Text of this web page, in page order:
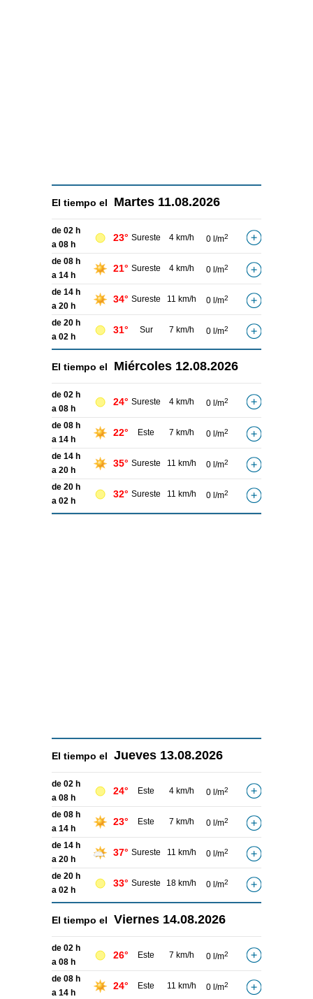
El tiempo el Martes 11.08.2026
de 02 h
a 08 h
23° Sureste 4 km/h 0 l/m2
de 08 h
a 14 h
21° Sureste 4 km/h 0 l/m2
de 14 h
a 20 h
34° Sureste 11 km/h 0 l/m2
de 20 h
a 02 h
31° Sur 7 km/h 0 l/m2
El tiempo el Miércoles 12.08.2026
de 02 h
a 08 h
24° Sureste 4 km/h 0 l/m2
de 08 h
a 14 h
22° Este 7 km/h 0 l/m2
de 14 h
a 20 h
35° Sureste 11 km/h 0 l/m2
de 20 h
a 02 h
32° Sureste 11 km/h 0 l/m2
El tiempo el Jueves 13.08.2026
de 02 h
a 08 h
24° Este 4 km/h 0 l/m2
de 08 h
a 14 h
23° Este 7 km/h 0 l/m2
de 14 h
a 20 h
37° Sureste 11 km/h 0 l/m2
de 20 h
a 02 h
33° Sureste 18 km/h 0 l/m2
El tiempo el Viernes 14.08.2026
de 02 h
a 08 h
26° Este 7 km/h 0 l/m2
de 08 h
a 14 h
24° Este 11 km/h 0 l/m2